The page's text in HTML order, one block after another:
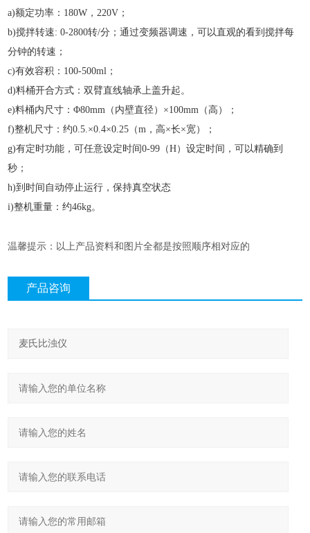
a)额定功率：180W，220V；
b)搅拌转速: 0-2800转/分；通过变频器调速，可以直观的看到搅拌每
分钟的转速；
c)有效容积：100-500ml；
d)料桶开合方式：双臂直线轴承上盖升起。
e)料桶内尺寸：Φ80mm（内壁直径）×100mm（高）；
f)整机尺寸：约0.5.×0.4×0.25（m，高×长×宽）；
g)有定时功能，可任意设定时间0-99（H）设定时间，可以精确到
秒；
h)到时间自动停止运行，保持真空状态
i)整机重量：约46kg。
温馨提示：以上产品资料和图片全都是按照顺序相对应的
产品咨询